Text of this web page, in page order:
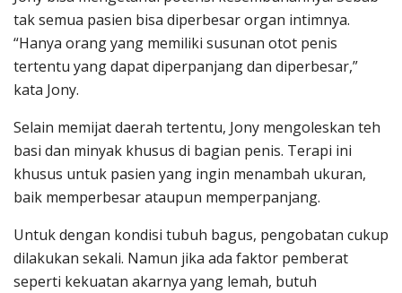
tak semua pasien bisa diperbesar organ intimnya.
“Hanya orang yang memiliki susunan otot penis
tertentu yang dapat diperpanjang dan diperbesar,”
kata Jony.
Selain memijat daerah tertentu, Jony mengoleskan teh
basi dan minyak khusus di bagian penis. Terapi ini
khusus untuk pasien yang ingin menambah ukuran,
baik memperbesar ataupun memperpanjang.
Untuk dengan kondisi tubuh bagus, pengobatan cukup
dilakukan sekali. Namun jika ada faktor pemberat
seperti kekuatan akarnya yang lemah, butuh